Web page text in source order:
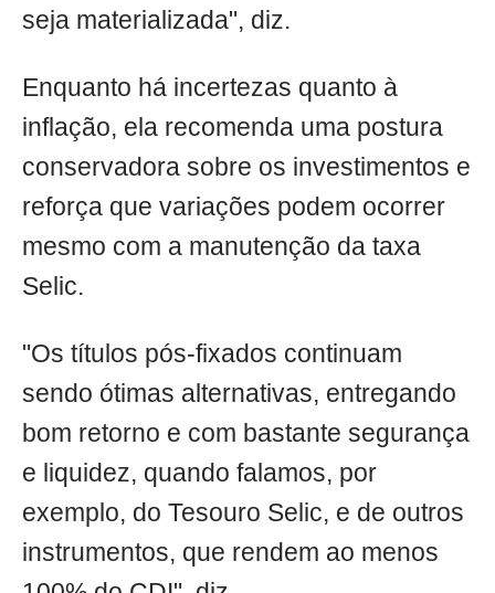
seja materializada", diz.
Enquanto há incertezas quanto à
inflação, ela recomenda uma postura
conservadora sobre os investimentos e
reforça que variações podem ocorrer
mesmo com a manutenção da taxa
Selic.
"Os títulos pós-fixados continuam
sendo ótimas alternativas, entregando
bom retorno e com bastante segurança
e liquidez, quando falamos, por
exemplo, do Tesouro Selic, e de outros
instrumentos, que rendem ao menos